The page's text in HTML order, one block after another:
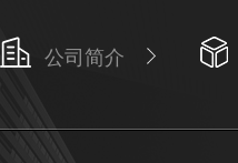
公司简介